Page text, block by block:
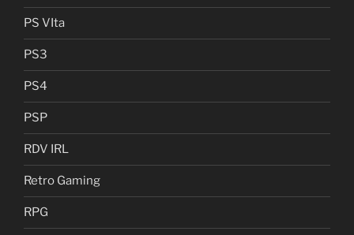
PS VIta
PS3
PS4
PSP
RDV IRL
Retro Gaming
RPG